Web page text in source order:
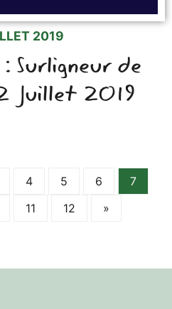
2019
Surligneur de
Juillet 2019
4 5 6
7
11 12 »